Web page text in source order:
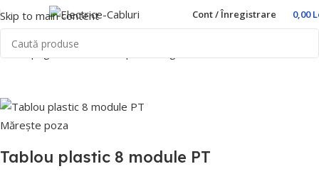
Skip to main content Cont / Înregistrare 0,00
Prima pagină
Mărește poza
Tablou plastic 8 module PT